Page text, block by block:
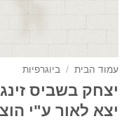
עמוד הבית / ביוגרפיות
יצחק בשביס